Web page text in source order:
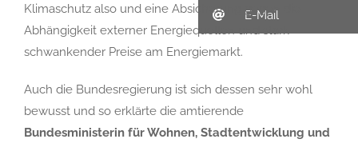
Klimaschutz also und eine Absicherung gegen die
Abhängigkeit externer Energiequellen und stark
schwankender Preise am Energiemarkt.
Auch die Bundesregierung ist sich dessen sehr wohl
bewusst und so erklärte die amtierende
Bundesministerin für Wohnen, Stadtentwicklung und
E-Mail